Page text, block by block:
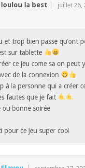
loulou la best juillet 26,
et trop bien passe qu’ont
sur tablette
ce jeu come sa on peut
de la connexion
à la personne qui a créer
fautes que je fait
ou bonne soirée
pour ce jeu super cool